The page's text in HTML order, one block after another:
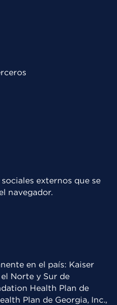
externos que se
navegador.
en el país: Kaiser
Norte y Sur de
Health Plan de
Plan de Georgia, Inc.,